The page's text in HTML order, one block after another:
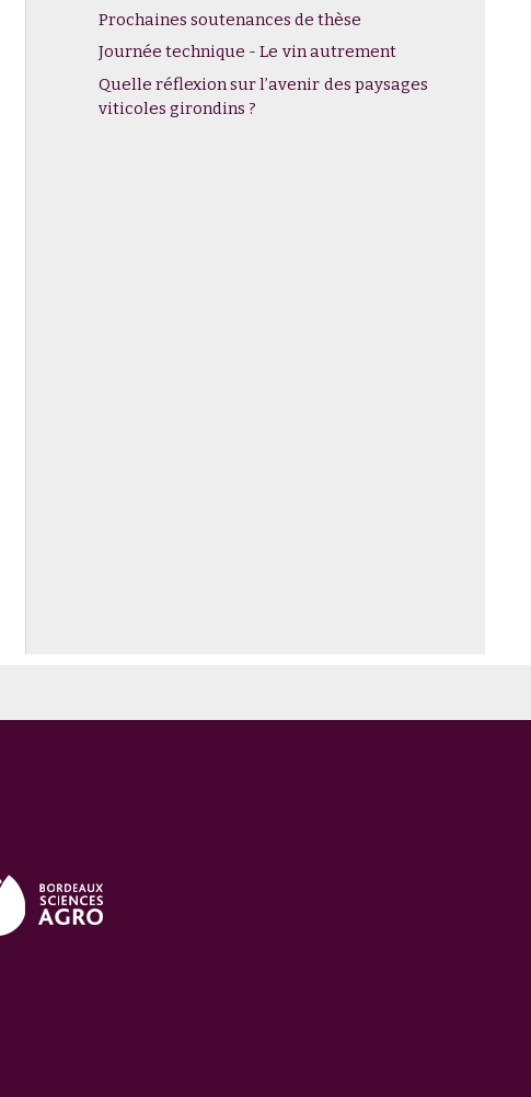
Prochaines soutenances de thèse
Journée technique - Le vin autrement
Quelle réflexion sur l’avenir des paysages
viticoles girondins ?